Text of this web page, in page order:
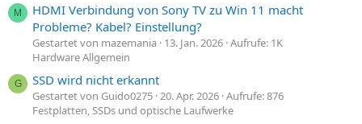
M
HDMI Verbindung von Sony TV zu Win 11 macht
Probleme? Kabel? Einstellung?
Gestartet von mazemania 13. Jan. 2026 Aufrufe: 1K
Hardware Allgemein
G SSD wird nicht erkannt
Gestartet von Guido0275 20. Apr. 2026 Aufrufe: 876
Festplatten, SSDs und optische Laufwerke